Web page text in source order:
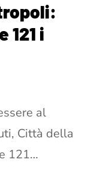
121 i
al
Città della
121…